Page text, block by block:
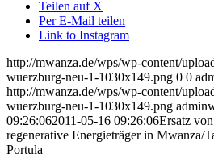
Teilen auf X
Per E-Mail teilen
Link to Instagram
http://mwanza.de/wps/wp-content/
wuerzburg-neu-1-1030x149.png 0 0
http://mwanza.de/wps/wp-content/
wuerzburg-neu-1-1030x149.png
09:26:062011-05-16 09:26:06Ersatz
regenerative Energieträger in Mwanza/
Portula